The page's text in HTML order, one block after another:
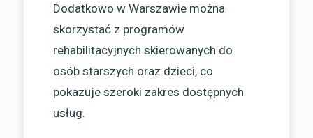
Dodatkowo w Warszawie można
skorzystać z programów
rehabilitacyjnych skierowanych do
osób starszych oraz dzieci, co
pokazuje szeroki zakres dostępnych
usług.